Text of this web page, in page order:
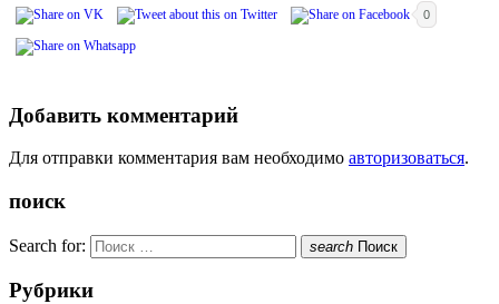
0
Добавить комментарий
Для отправки комментария вам необходимо авторизоваться.
поиск
Search for: search Поиск
Рубрики